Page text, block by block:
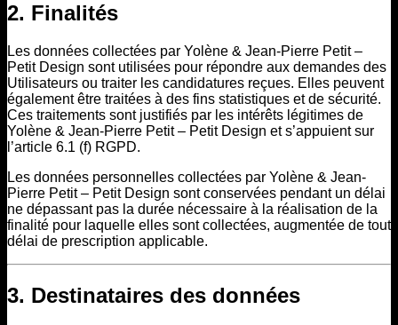
2. Finalités
Les données collectées par Yolène & Jean-Pierre Petit –
Petit Design sont utilisées pour répondre aux demandes des
Utilisateurs ou traiter les candidatures reçues. Elles peuvent
également être traitées à des fins statistiques et de sécurité.
Ces traitements sont justifiés par les intérêts légitimes de
Yolène & Jean-Pierre Petit – Petit Design et s’appuient sur
l’article 6.1 (f) RGPD.
Les données personnelles collectées par Yolène & Jean-
Pierre Petit – Petit Design sont conservées pendant un délai
ne dépassant pas la durée nécessaire à la réalisation de la
finalité pour laquelle elles sont collectées, augmentée de tout
délai de prescription applicable.
3. Destinataires des données